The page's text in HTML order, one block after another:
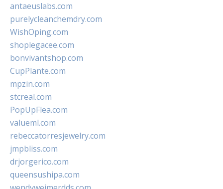
antaeuslabs.com
purelycleanchemdry.com
WishOping.com
shoplegacee.com
bonvivantshop.com
CupPlante.com
mpzin.com
stcreal.com
PopUpFlea.com
valueml.com
rebeccatorresjewelry.com
jmpbliss.com
drjorgerico.com
queensushipa.com